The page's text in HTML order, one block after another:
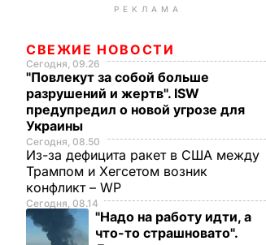
РЕКЛАМА
СВЕЖИЕ НОВОСТИ
Сегодня, 09.26
"Повлекут за собой больше
разрушений и жертв". ISW
предупредил о новой угрозе для
Украины
Сегодня, 08.50
Из-за дефицита ракет в США между
Трампом и Хегсетом возник
конфликт – WP
Сегодня, 08.14
"Надо на работу идти, а
что-то страшновато".